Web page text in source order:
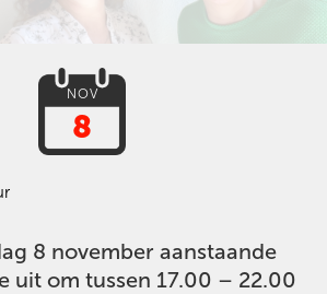
NOV
8
8 november aanstaande
uit om tussen 17.00 – 22.00